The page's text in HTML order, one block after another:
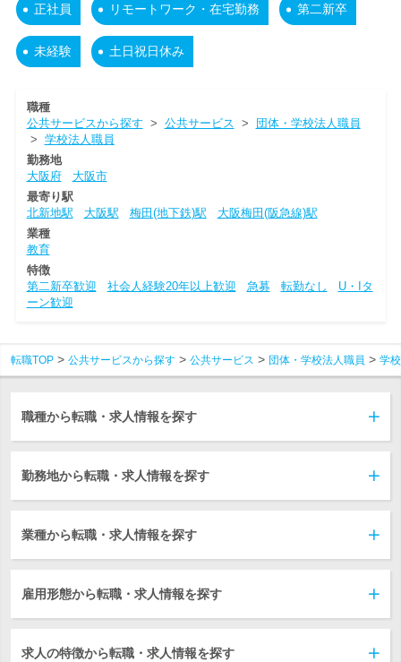
正社員 リモートワーク・在宅勤務 第二新卒
未経験 土日祝日休み
職種
公共サービスから探す > 公共サービス >
団体・学校法人職員
> 学校法人職員
勤務地
大阪府
大阪市
最寄り駅
北新地駅
大阪駅 梅田(地下鉄)駅
大阪梅田(阪急線)駅
業種
教育
特徴
第二新卒歓迎
社会人経験20年以上歓迎 急募 転勤なし
U・Iタ
ーン歓迎
転職TOP 公共サービスから探す 公共サービス 団体・学校法人職員 学
職種から転職・求人情報を探す
勤務地から転職・求人情報を探す
業種から転職・求人情報を探す
雇用形態から転職・求人情報を探す
求人の特徴から転職・求人情報を探す